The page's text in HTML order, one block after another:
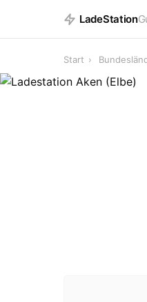
LadeStation
Start ›